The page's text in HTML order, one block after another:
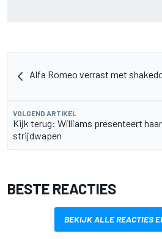
Alfa Romeo verrast met
VOLGEND ARTIKEL
Kijk terug: Williams presenteert
strijdwapen
BESTE REACTIES
BEKIJK ALLE REACTIES